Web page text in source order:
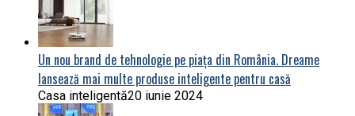
Un nou brand de tehnologie pe piața din România. Dreame
lansează mai multe produse inteligente pentru casă
Casa inteligentă20 iunie 2024